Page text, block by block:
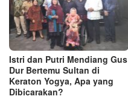
Istri dan Putri Mendiang Gus
Dur Bertemu Sultan di
Keraton Yogya, Apa yang
Dibicarakan?